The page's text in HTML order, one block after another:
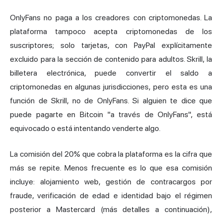
OnlyFans no paga a los creadores con criptomonedas. La
plataforma tampoco acepta criptomonedas de los
suscriptores; solo tarjetas, con PayPal explícitamente
excluido para la sección de contenido para adultos. Skrill, la
billetera electrónica, puede convertir el saldo a
criptomonedas en algunas jurisdicciones, pero esta es una
función de Skrill, no de OnlyFans. Si alguien te dice que
puede pagarte en Bitcoin "a través de OnlyFans", está
equivocado o está intentando venderte algo.
La comisión del 20% que cobra la plataforma es la cifra que
más se repite. Menos frecuente es lo que esa comisión
incluye: alojamiento web, gestión de contracargos por
fraude, verificación de edad e identidad bajo el régimen
posterior a Mastercard (más detalles a continuación),